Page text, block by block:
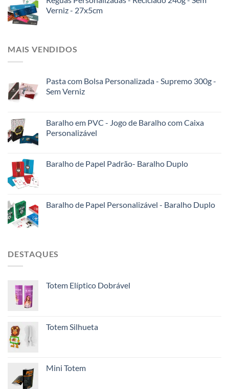
Verniz - 27x5cm
MAIS VENDIDOS
Pasta com Bolsa Personalizada - Supremo 300g -
Sem Verniz
Baralho em PVC - Jogo de Baralho com Caixa
Personalizável
Baralho de Papel Padrão- Baralho Duplo
Baralho de Papel Personalizável - Baralho Duplo
DESTAQUES
Totem Elíptico Dobrável
Totem Silhueta
Mini Totem